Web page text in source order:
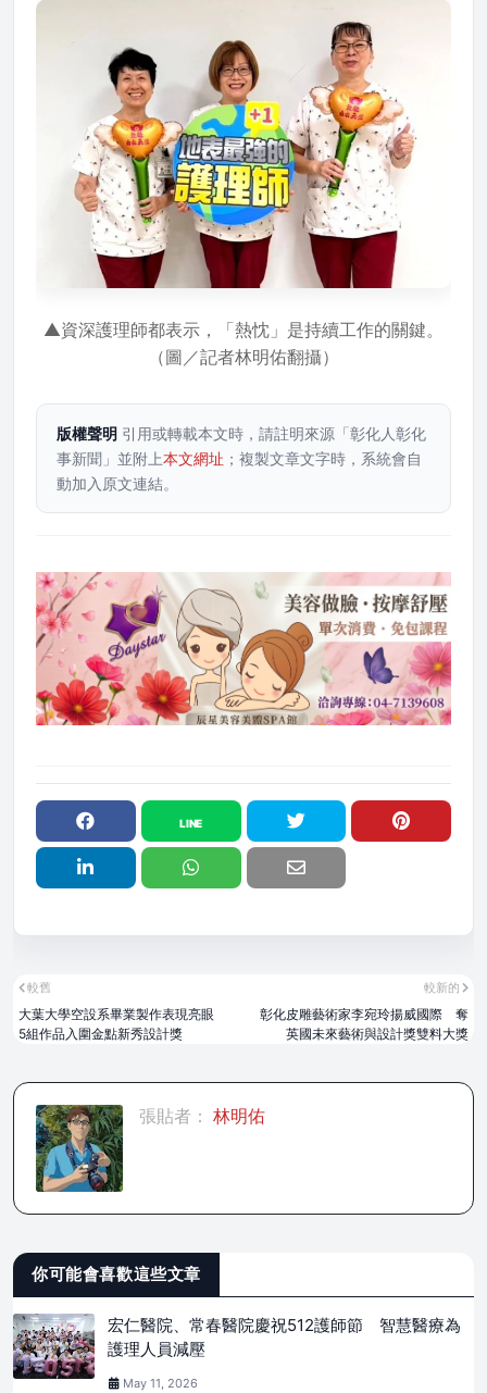
▲資深護理師都表示，「熱忱」是持續工作的關鍵。
（圖／記者林明佑翻攝）
版權聲明 引用或轉載本文時，請註明來源「彰化人彰化
事新聞」並附上本文網址 ；複製文章文字時，系統會自
動加入原文連結。
較新的
彰化皮雕藝術家李宛玲揚威國際 奪
英國未來藝術與設計獎雙料大獎
較舊
大葉大學空設系畢業製作表現亮眼
5組作品入圍金點新秀設計獎
張貼者： 林明佑
你可能會喜歡這些文章
宏仁醫院、常春醫院慶祝512護師節 智慧醫療為
護理人員減壓
May 11, 2026